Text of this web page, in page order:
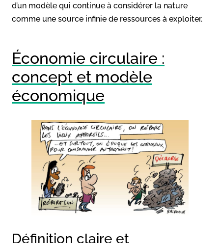
d’un modèle qui continue à considérer la nature
comme une source infinie de ressources à exploiter.
Économie circulaire :
concept et modèle
économique
Définition claire et